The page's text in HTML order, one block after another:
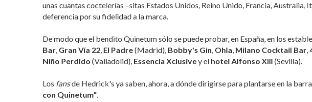
unas cuantas coctelerías –sitas Estados Unidos, Reino Unido, Francia, Australia,
deferencia por su fidelidad a la marca.
De modo que el bendito Quinetum sólo se puede probar, en España, en los
Bar, Gran Vía 22, El Padre(Madrid), Bobby's Gin, Ohla, Milano Cocktail Bar,
Niño Perdido (Valladolid), Essencia Xclusivey el hotel Alfonso XIII (Sevilla).
Los fansde Hedrick's ya saben, ahora, a dónde dirigirse para plantarse en la
con Quinetum".